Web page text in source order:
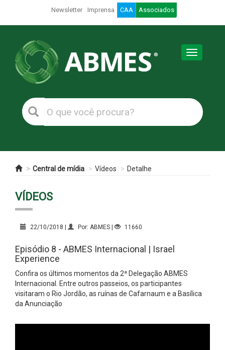
Newsletter Imprensa CAA Associados
Toggle
Central de mídia Vídeos Detalhe
VÍDEOS
22/10/2018 | Por: ABMES | 11660
Episódio 8 - ABMES Internacional | Israel
Experience
Confira os últimos momentos da 2ª Delegação ABMES
Internacional. Entre outros passeios, os participantes
visitaram o Rio Jordão, as ruínas de Cafarnaum e a Basílica
da Anunciação